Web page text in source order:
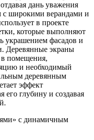
дань уважения
с широкими верандами и
в проекте
которые выполняют
украшением фасадов и
Деревянные экраны
в помещения,
и необходимый
деревянным
эффект
его глубину и создавая